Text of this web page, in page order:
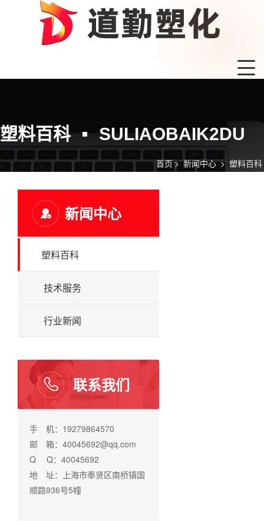
塑料百科 SULIAOBAIK2DU
首页 >新闻中心> 塑料百科
新闻中心
塑料百科
技术服务
行业新闻
联系我们
手 机：19279864570
邮 箱：40045692@qq.com
Q Q：40045692
地 址：上海市奉贤区南桥镇国
顺路936号5幢